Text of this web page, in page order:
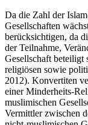
Da die Zahl der
Gesellschaften
berücksichtigen, da
der Teilnahme,
Gesellschaft beteiligt
religiösen sowie
2012). Konvertiten
einer Minderheits-
muslimischen
Vermittler zwischen